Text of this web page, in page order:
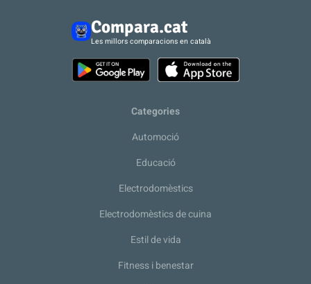
Compara.cat
Les millors comparacions en català
Categories
Automoció
Educació
Electrodomèstics
Electrodomèstics de cuina
Estil de vida
Fitness i benestar